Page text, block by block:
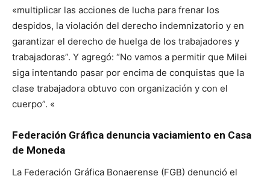
«multiplicar las acciones de lucha para frenar los
despidos, la violación del derecho indemnizatorio y en
garantizar el derecho de huelga de los trabajadores y
trabajadoras”. Y agregó: “No vamos a permitir que Milei
siga intentando pasar por encima de conquistas que la
clase trabajadora obtuvo con organización y con el
cuerpo”. «
Federación Gráfica denuncia vaciamiento en Casa
de Moneda
La Federación Gráfica Bonaerense (FGB) denunció el